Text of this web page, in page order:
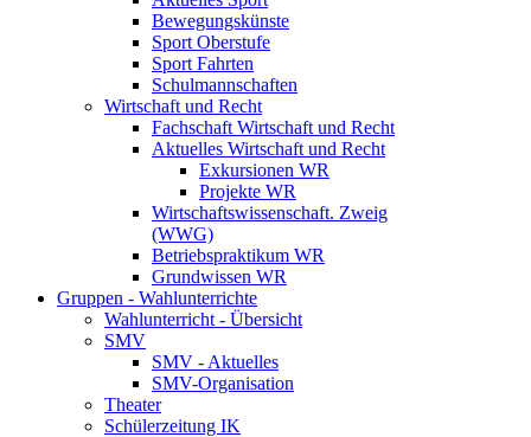
Bewegungskünste
Sport Oberstufe
Sport Fahrten
Schulmannschaften
Wirtschaft und Recht
Fachschaft Wirtschaft und Recht
Aktuelles Wirtschaft und Recht
Exkursionen WR
Projekte WR
Wirtschaftswissenschaft. Zweig
(WWG)
Betriebspraktikum WR
Grundwissen WR
Gruppen - Wahlunterrichte
Wahlunterricht - Übersicht
SMV
SMV - Aktuelles
SMV-Organisation
Theater
Schülerzeitung IK